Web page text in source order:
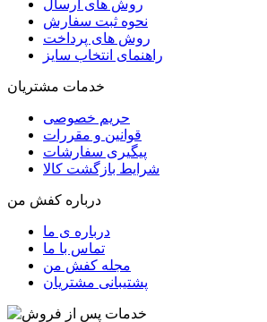
روش های ارسال
نحوه ثبت سفارش
روش های پرداخت
راهنمای انتخاب سایز
خدمات مشتریان
حریم خصوصی
قوانین و مقررات
پیگیری سفارشات
شرایط بازگشت کالا
درباره کفش من
درباره ی ما
تماس با ما
مجله کفش من
پشتیبانی مشتریان